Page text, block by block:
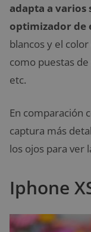
adapta a varios
optimizador de
blancos y el
como puestas
etc.
En comparación
captura más
los ojos para ver
Iphone